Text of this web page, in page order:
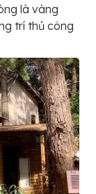
là vàng
trí thủ công